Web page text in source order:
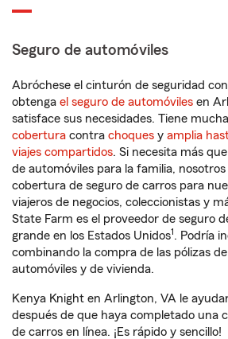
Seguro de automóviles
Abróchese el cinturón de seguridad
obtenga el seguro de automóviles en
satisface sus necesidades. Tiene
cobertura contra choques y amplia
viajes compartidos. Si necesita más
de automóviles para la familia,
cobertura de seguro de carros para
viajeros de negocios, coleccionistas y
State Farm es el proveedor de seguro
grande en los Estados Unidos1. Podría
combinando la compra de las pólizas
automóviles y de vivienda.
Kenya Knight en Arlington, VA le
después de que haya completado una
de carros en línea. ¡Es rápido y sencillo!